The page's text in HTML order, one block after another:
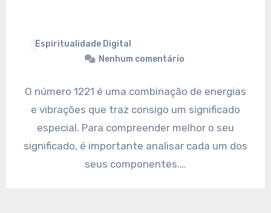
Espiritualidade Digital
Nenhum comentário
O número 1221 é uma combinação de energias
e vibrações que traz consigo um significado
especial. Para compreender melhor o seu
significado, é importante analisar cada um dos
seus componentes.…